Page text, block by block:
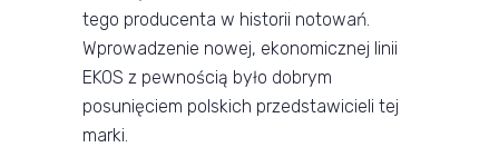
tego producenta w historii notowań.
Wprowadzenie nowej, ekonomicznej linii
EKOS z pewnością było dobrym
posunięciem polskich przedstawicieli tej
marki.